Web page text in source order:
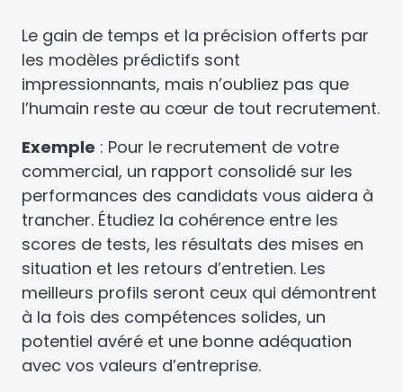
Le gain de temps et la précision offerts par
les modèles prédictifs sont
impressionnants, mais n’oubliez pas que
l’humain reste au cœur de tout recrutement.
Exemple : Pour le recrutement de votre
commercial, un rapport consolidé sur les
performances des candidats vous aidera à
trancher. Étudiez la cohérence entre les
scores de tests, les résultats des mises en
situation et les retours d’entretien. Les
meilleurs profils seront ceux qui démontrent
à la fois des compétences solides, un
potentiel avéré et une bonne adéquation
avec vos valeurs d’entreprise.